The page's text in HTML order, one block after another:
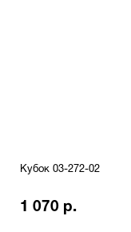
Кубок 03-272-02
1 070 р.